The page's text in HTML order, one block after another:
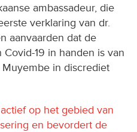
ambassadeur, die
verklaring van dr.
aanvaarden dat de
19 in handen is van
in discrediet
op het gebied van
en bevordert de